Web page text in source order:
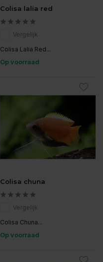
Colisa lalia red
Vergelijk
Colisa Lalia Red...
Op voorraad
Colisa chuna
Vergelijk
Colisa Chuna...
Op voorraad